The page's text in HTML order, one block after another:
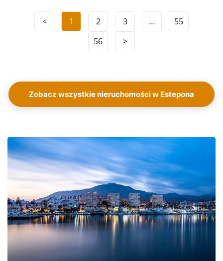
< 1 2 3 …
55
56
>
Zobacz wszystkie nieruchomości w Estepona